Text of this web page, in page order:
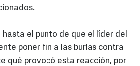
hasta el punto de que el líder del
poner fin a las burlas contra
qué provocó esta reacción, por